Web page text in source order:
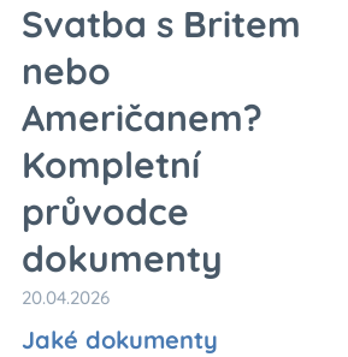
Svatba s Britem
nebo
Američanem?
Kompletní
průvodce
dokumenty
20.04.2026
Jaké dokumenty